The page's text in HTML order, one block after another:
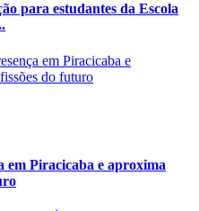
para estudantes da Escola
Piracicaba e aproxima